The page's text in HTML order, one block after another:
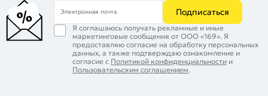
Электронная почта Подписаться
Я соглашаюсь получать рекламные и иные
маркетинговые сообщения от ООО «169». Я
предоставляю согласие на обработку персональных
данных, а также подтверждаю ознакомление и
согласие с Политикой конфиденциальности и
Пользовательским соглашением.